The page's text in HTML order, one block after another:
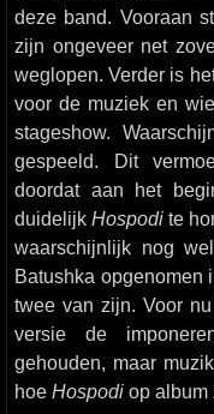
deze band. Vooraan
zijn ongeveer net
weglopen. Verder is
voor de muziek en
stageshow.
gespeeld. Dit
doordat aan het
duidelijk Hospodi te
waarschijnlijk nog
Batushka opgenomen
twee van zijn. Voor
versie de
gehouden, maar
hoe Hospodi op album